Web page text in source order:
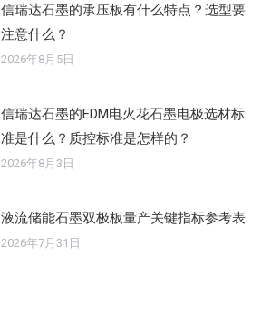
信瑞达石墨的承压板有什么特点？选型要
注意什么？
2026年8月5日
信瑞达石墨的EDM电火花石墨电极选材标
准是什么？质控标准是怎样的？
2026年8月3日
液流储能石墨双极板量产关键指标参考表
2026年7月31日